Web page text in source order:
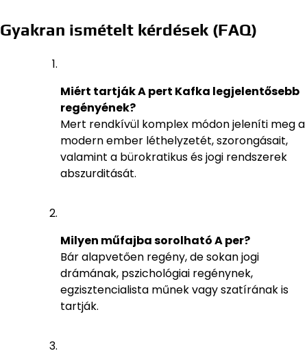
Gyakran ismételt kérdések (FAQ)
Miért tartják A pert Kafka legjelentősebb
regényének?
Mert rendkívül komplex módon jeleníti meg a
modern ember léthelyzetét, szorongásait,
valamint a bürokratikus és jogi rendszerek
abszurditását.
Milyen műfajba sorolható A per?
Bár alapvetően regény, de sokan jogi
drámának, pszichológiai regénynek,
egzisztencialista műnek vagy szatírának is
tartják.